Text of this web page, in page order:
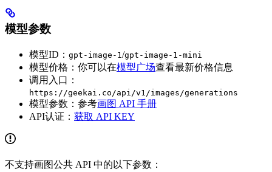
模型参数
模型ID： gpt-image-1/gpt-image-1-mini
模型价格：你可以在模型广场查看最新价格信息
调用入口：
https://geekai.co/api/v1/images/generations
模型参数：参考画图 API 手册
API认证： 获取 API KEY
不支持画图公共 API 中的以下参数：